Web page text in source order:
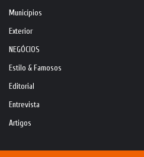
Municípios
Exterior
NEGÓCIOS
Estilo & Famosos
Editorial
Entrevista
Artigos